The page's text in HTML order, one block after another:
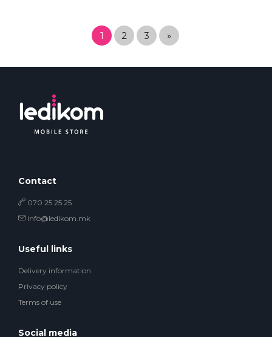
1 2 3 »
Contact
070 25 25 25
info@ledikom.mk
Useful links
Delivery information
Privacy policy
Terms of use
Social media